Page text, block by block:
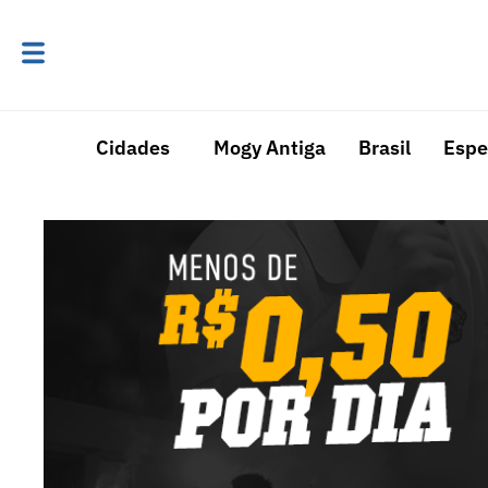
Cidades Mogy Antiga Brasil